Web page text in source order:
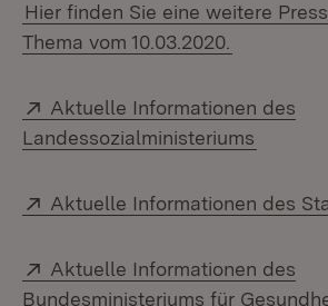
Hier finden Sie eine weitere
Thema vom 10.03.2020.
Extern:
Aktuelle Informationen des
Landessozialministeriums
Extern:
Aktuelle Informationen des
Extern:
Aktuelle Informationen des
Bundesministeriums für